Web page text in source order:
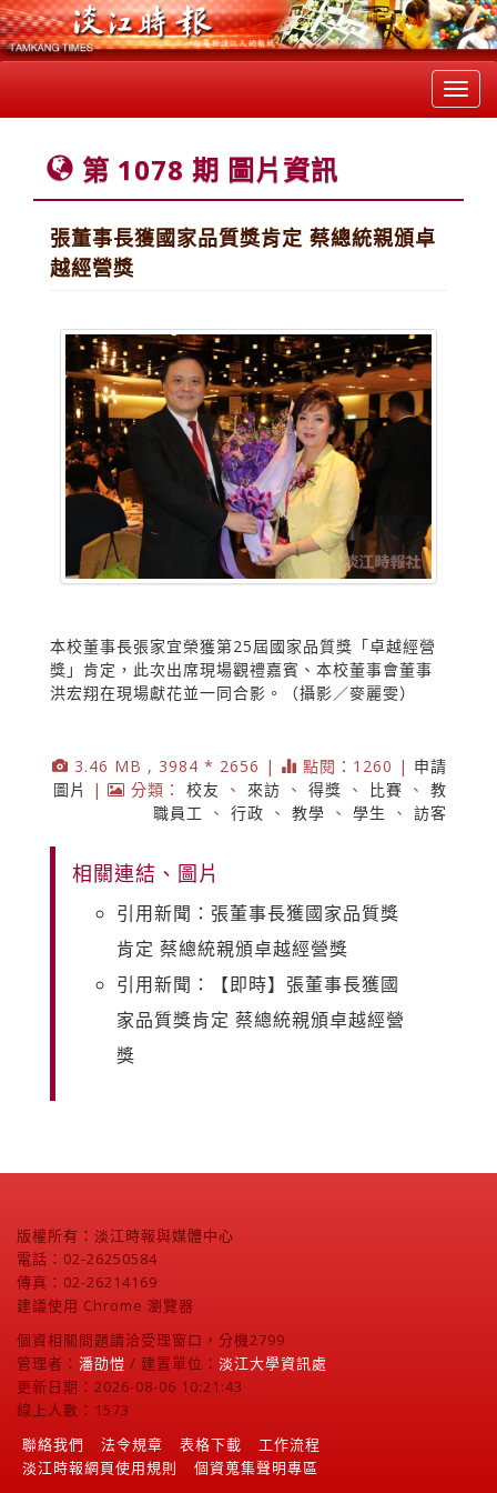
第 1078 期 圖片資訊
張董事長獲國家品質獎肯定 蔡總統親頒卓
越經營獎
本校董事長張家宜榮獲第25屆國家品質獎「卓越經營
獎」肯定，此次出席現場觀禮嘉賓、本校董事會董事
洪宏翔在現場獻花並一同合影。（攝影／麥麗雯）
3.46 MB , 3984 * 2656 | 點閱：1260 | 申請
圖片
| 分類： 校友 、 來訪 、 得獎 、 比賽 、 教
職員工
、 行政 、 教學 、 學生 、 訪客
相關連結、圖片
引用新聞：張董事長獲國家品質獎
肯定 蔡總統親頒卓越經營獎
引用新聞：【即時】張董事長獲國
家品質獎肯定 蔡總統親頒卓越經營
獎
版權所有：淡江時報與媒體中心
電話：02-26250584
傳真：02-26214169
建議使用 Chrome 瀏覽器
個資相關問題請洽受理窗口，分機2799
管理者： 潘劭愷 / 建置單位： 淡江大學資訊處
更新日期：2026-08-06 10:21:43
線上人數：1573
聯絡我們
法令規章 表格下載
工作流程
淡江時報網頁使用規則
個資蒐集聲明專區